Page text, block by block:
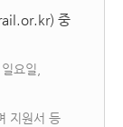
중
요일,
지원서 등